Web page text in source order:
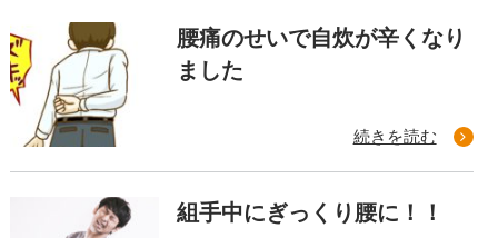
腰痛のせいで自炊が辛くなり
ました
続きを読む
組手中にぎっくり腰に！！